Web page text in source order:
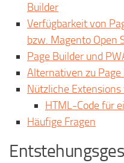
Builder
Verfügbarkeit von
bzw. Magento Open
Page Builder und
Alternativen zu Page
Nützliche
HTML-Code für
Häufige Fragen